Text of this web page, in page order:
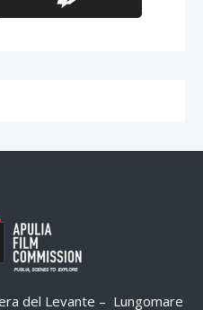
del Levante – Lungomare